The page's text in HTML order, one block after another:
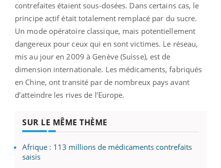
contrefaites étaient sous-dosées. Dans certains cas, le
principe actif était totalement remplacé par du sucre.
Un mode opératoire classique, mais potentiellement
dangereux pour ceux qui en sont victimes. Le réseau,
mis au jour en 2009 à Genève (Suisse), est de
dimension internationale. Les médicaments, fabriqués
en Chine, ont transité par de nombreux pays avant
d’atteindre les rives de l’Europe.
SUR LE MÊME THÈME
Afrique : 113 millions de médicaments contrefaits
saisis